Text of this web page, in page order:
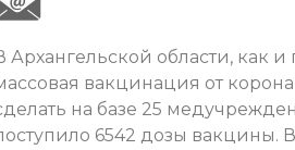
Архангельской области, как
вакцинация от
на базе 25
6542 дозы вакцины.